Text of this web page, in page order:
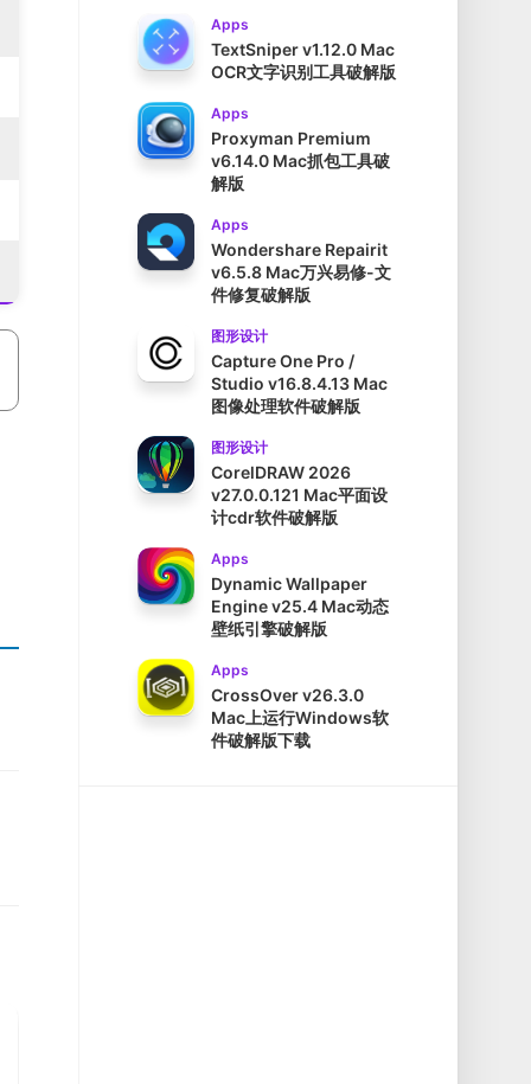
Apps
TextSniper v1.12.0 Mac
OCR文字识别工具破解版
Apps
Proxyman Premium
v6.14.0 Mac抓包工具破
解版
Apps
Wondershare Repairit
v6.5.8 Mac万兴易修-文
件修复破解版
图形设计
Capture One Pro /
Studio v16.8.4.13 Mac
图像处理软件破解版
图形设计
CorelDRAW 2026
v27.0.0.121 Mac平面设
计cdr软件破解版
Apps
Dynamic Wallpaper
Engine v25.4 Mac动态
壁纸引擎破解版
Apps
CrossOver v26.3.0
Mac上运行Windows软
件破解版下载